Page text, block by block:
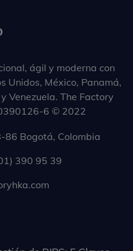
ágil y moderna con
Unidos, México, Panamá,
Venezuela. The Factory
6 © 2022
86 Bogotá, Colombia
390 95 39